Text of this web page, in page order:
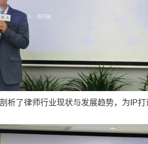
了律师行业现状与发展趋势，为IP